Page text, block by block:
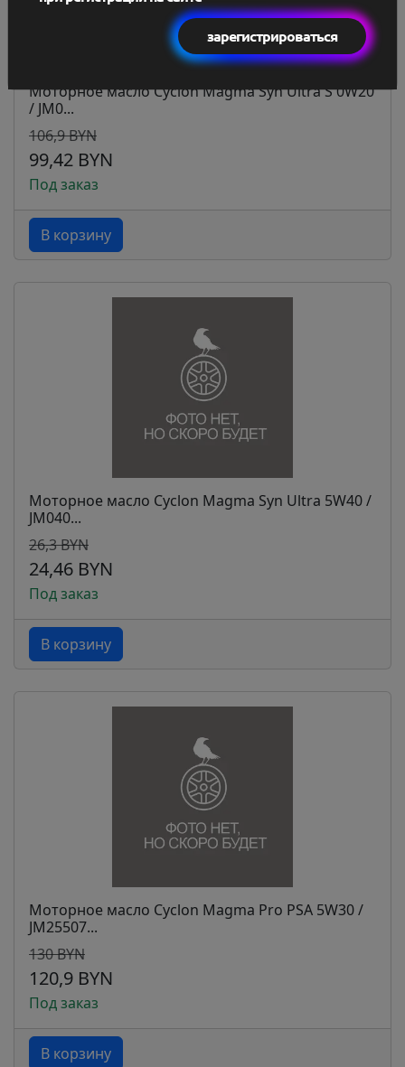
Моторное масло Cyclon Magma Syn Ultra S 0W20
/ JM0...
106,9 BYN
99,42 BYN
Под заказ
В корзину
Моторное масло Cyclon Magma Syn Ultra 5W40 /
JM040...
26,3 BYN
24,46 BYN
Под заказ
В корзину
Моторное масло Cyclon Magma Pro PSA 5W30 /
JM25507...
130 BYN
120,9 BYN
Под заказ
В корзину
зарегистрироваться